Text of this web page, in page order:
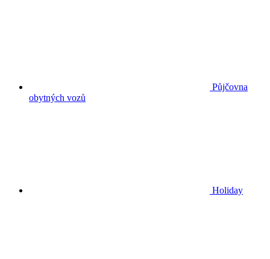
Půjčovna
obytných vozů
Holiday